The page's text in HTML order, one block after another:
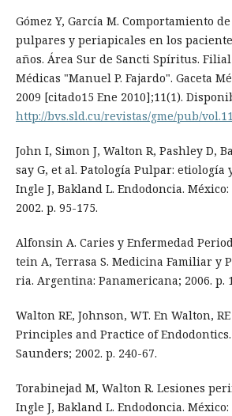
Gómez Y, García M. Comportamiento
pulpares y periapicales en los
años. Área Sur de Sancti Spíritus.
Médicas "Manuel P. Fajardo". Gaceta
2009 [citado15 Ene 2010];11(1).
http://bvs.sld.cu/revistas/gme/pub/
John I, Simon J, Walton R, Pashley D,
say G, et al. Patología Pulpar: etiología
Ingle J, Bakland L. Endodoncia.
2002. p. 95-175.
Alfonsin A. Caries y Enfermedad
tein A, Terrasa S. Medicina Familiar y
ria. Argentina: Panamericana; 2006. p.
Walton RE, Johnson, WT. En Walton,
Principles and Practice of
Saunders; 2002. p. 240-67.
Torabinejad M, Walton R. Lesiones
Ingle J, Bakland L. Endodoncia.